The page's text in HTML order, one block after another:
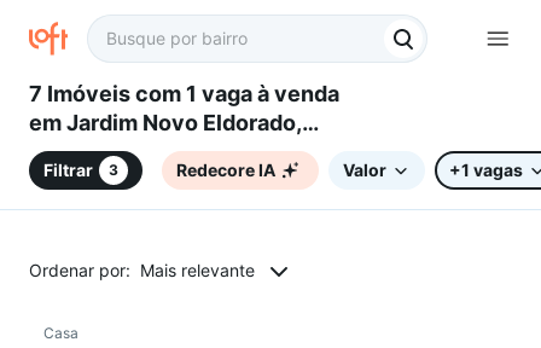
7 Imóveis com 1 vaga à venda
em Jardim Novo Eldorado,
Sorocaba, SP
Filtrar 3 Redecore IA Valor +1 vagas
Ordenar por: Mais relevante
Casa